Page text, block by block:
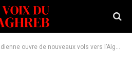
ouvre de nouveaux vols vers l’Algérie